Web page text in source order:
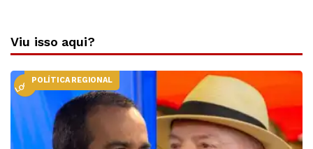
Viu isso aqui?
LOCALPOLÍTICA REGIONAL